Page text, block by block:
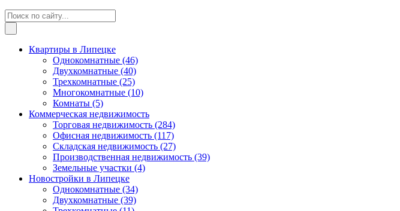
Квартиры в Липецке
Однокомнатные (46)
Двухкомнатные (40)
Трехкомнатные (25)
Многокомнатные (10)
Комнаты (5)
Коммерческая недвижимость
Торговая недвижимость (284)
Офисная недвижимость (117)
Складская недвижимость (27)
Производственная недвижимость (39)
Земельные участки (4)
Новостройки в Липецке
Однокомнатные (34)
Двухкомнатные (39)